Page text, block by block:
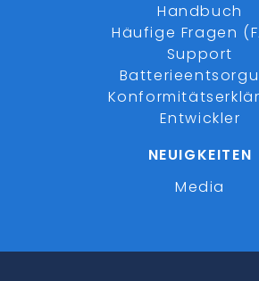
Handbuch
Häufige Fragen
Support
Entwickler
NEUIGKEITEN
Media